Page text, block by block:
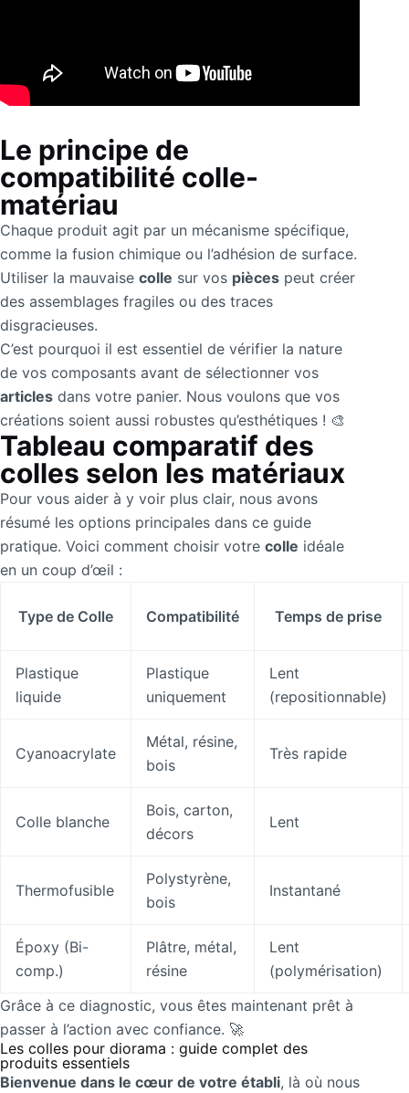
Le principe de
compatibilité colle-
matériau
Chaque produit agit par un mécanisme spécifique,
comme la fusion chimique ou l’adhésion de surface.
Utiliser la mauvaise colle sur vos pièces peut créer
des assemblages fragiles ou des traces
disgracieuses.
C’est pourquoi il est essentiel de vérifier la nature
de vos composants avant de sélectionner vos
articles dans votre panier. Nous voulons que vos
créations soient aussi robustes qu’esthétiques ! 🎨
Tableau comparatif des
colles selon les matériaux
Pour vous aider à y voir plus clair, nous avons
résumé les options principales dans ce guide
pratique. Voici comment choisir votre colle idéale
en un coup d’œil :
Type de Colle Compatibilité Temps de prise
Plastique
liquide
Plastique
uniquement
Lent
(repositionnable)
Cyanoacrylate
Métal, résine,
bois
Très rapide
Colle blanche
Bois, carton,
décors
Lent
Thermofusible
Polystyrène,
bois
Instantané
Époxy (Bi-
comp.)
Plâtre, métal,
résine
Lent
(polymérisation)
Grâce à ce diagnostic, vous êtes maintenant prêt à
passer à l’action avec confiance. 🚀
Les colles pour diorama : guide complet des
produits essentiels
Bienvenue dans le cœur de votre établi, là où nous